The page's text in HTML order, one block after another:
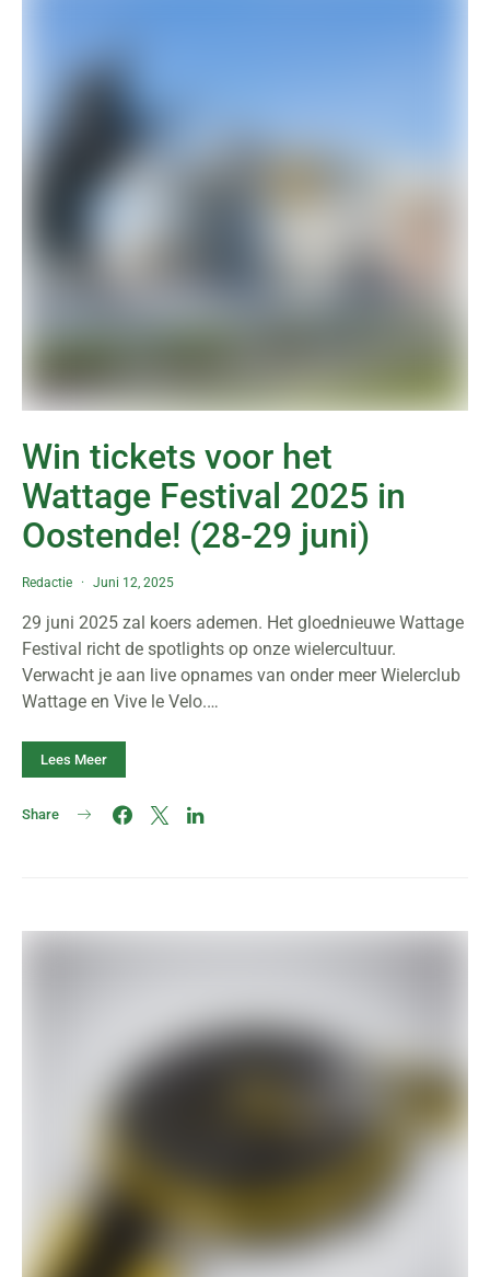
Win tickets voor het
Wattage Festival 2025 in
Oostende! (28-29 juni)
Redactie Juni 12, 2025
29 juni 2025 zal koers ademen. Het gloednieuwe Wattage
Festival richt de spotlights op onze wielercultuur.
Verwacht je aan live opnames van onder meer Wielerclub
Wattage en Vive le Velo.…
Lees Meer
Share